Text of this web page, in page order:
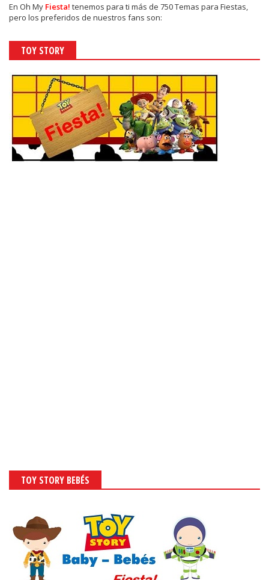
En Oh My Fiesta! tenemos para ti más de 750 Temas para Fiestas,
pero los preferidos de nuestros fans son:
TOY STORY
TOY STORY BEBÉS